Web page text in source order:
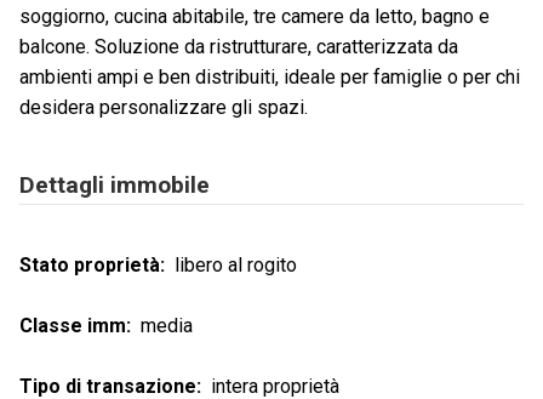
soggiorno, cucina abitabile, tre camere da letto, bagno e
balcone. Soluzione da ristrutturare, caratterizzata da
ambienti ampi e ben distribuiti, ideale per famiglie o per chi
desidera personalizzare gli spazi.
Dettagli immobile
Stato proprietà libero al rogito
Classe imm media
Tipo di transazione intera proprietà